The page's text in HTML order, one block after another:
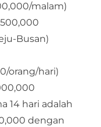
malam)
Busan)
orang/hari)
14 hari adalah
dengan